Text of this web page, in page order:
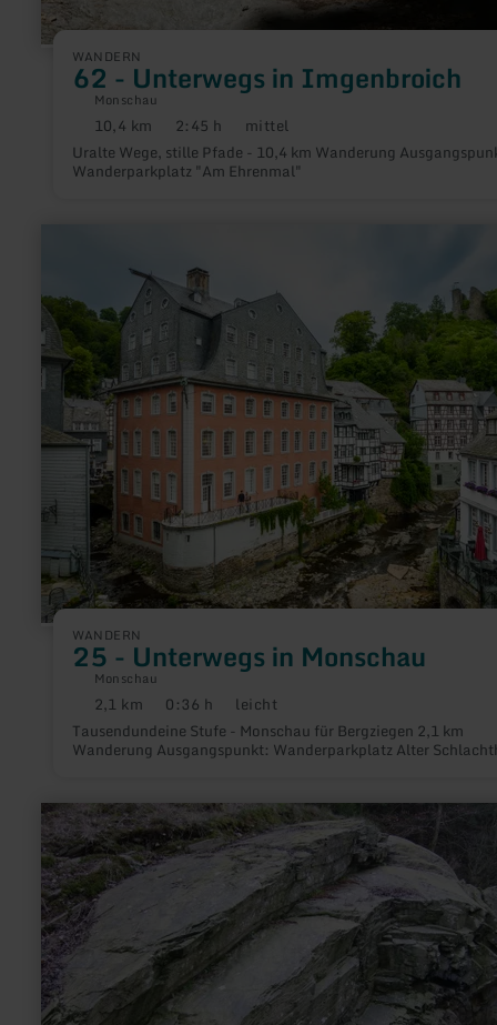
WANDERN
62 - Unterwegs in Imgenbroich
Monschau
Distanz:
10,4 km Dauer:
2:45 h Anforderung:
mittel
Uralte Wege, stille Pfade - 10,4 km Wanderung Ausgangspunkt:
Wanderparkplatz "Am Ehrenmal"
WANDERN
25 - Unterwegs in Monschau
Monschau
Distanz:
2,1 km Dauer:
0:36 h Anforderung:
leicht
Tausendundeine Stufe - Monschau für Bergziegen 2,1 km
Wanderung Ausgangspunkt: Wanderparkplatz Alter
-
Unterwegs
in
Monschau
mehr
erfahren
zu:
Historischer
Wanderweg
[36]